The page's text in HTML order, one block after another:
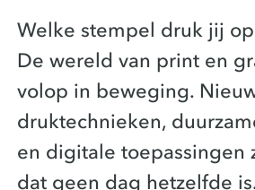
Welke stempel druk jij
De wereld van print en
volop in beweging.
druktechnieken,
en digitale toepassingen
dat geen dag hetzelfde